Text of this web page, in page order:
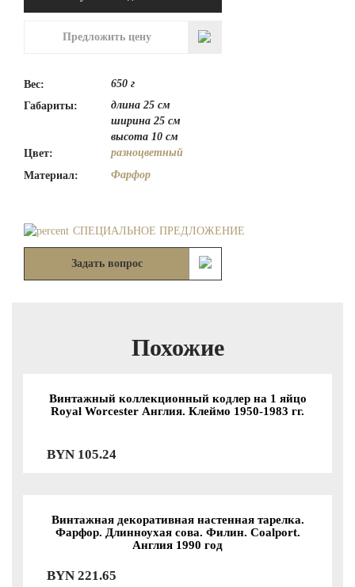
BYN 500.00.
Предложить цену
Вес:
650 г
Габариты:
длина 25 см
ширина 25 см
высота 10 см
Цвет:
разноцветный
Материал:
Фарфор
СПЕЦИАЛЬНОЕ ПРЕДЛОЖЕНИЕ
Задать вопрос
Похожие
Винтажный коллекционный кодлер на 1 яйцо
Royal Worcester Англия. Клеймо 1950-1983 гг.
BYN105.24
Винтажная декоративная настенная тарелка.
Фарфор. Длинноухая сова. Филин. Coalport.
Англия 1990 год
BYN221.65